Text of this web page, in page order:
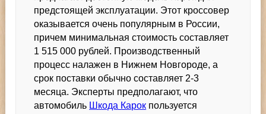
предстоящей эксплуатации. Этот кроссовер
оказывается очень популярным в России,
причем минимальная стоимость составляет
1 515 000 рублей. Производственный
процесс налажен в Нижнем Новгороде, а
срок поставки обычно составляет 2-3
месяца. Эксперты предполагают, что
автомобиль Шкода Карок пользуется